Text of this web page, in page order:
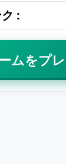
:
ムをプ